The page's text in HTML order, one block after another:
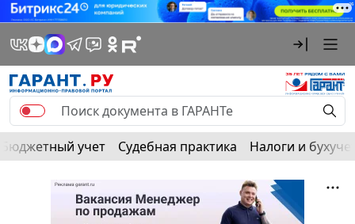
Бюджетный учет Судебная практика Налоги и